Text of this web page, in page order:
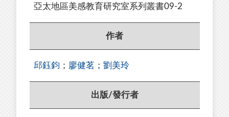
亞太地區美感教育研究室系列叢書09-2
作者
邱鈺鈞 ； 廖健茗 ； 劉美玲
出版/發行者